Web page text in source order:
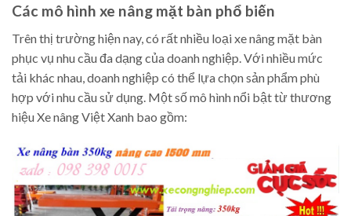
Các mô hình xe nâng mặt bàn phổ biến
Trên thị trường hiện nay, có rất nhiều loại xe nâng mặt bàn
phục vụ nhu cầu đa dạng của doanh nghiệp. Với nhiều mức
tải khác nhau, doanh nghiệp có thể lựa chọn sản phẩm phù
hợp với nhu cầu sử dụng. Một số mô hình nổi bật từ thương
hiệu Xe nâng Việt Xanh bao gồm: